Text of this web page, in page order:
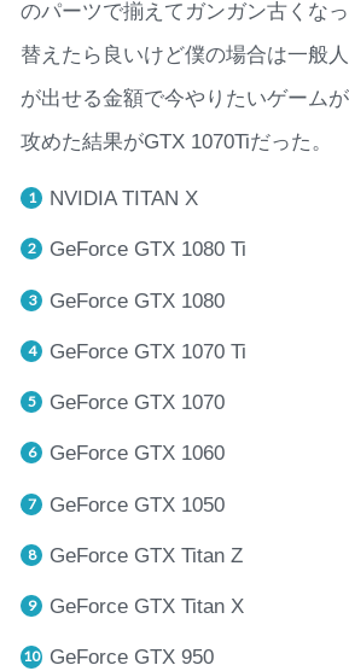
のパーツで揃えてガンガン古くな
替えたら良いけど僕の場合は一般
が出せる金額で今やりたいゲーム
攻めた結果がGTX 1070Tiだった。
NVIDIA TITAN X
GeForce GTX 1080 Ti
GeForce GTX 1080
GeForce GTX 1070 Ti
GeForce GTX 1070
GeForce GTX 1060
GeForce GTX 1050
GeForce GTX Titan Z
GeForce GTX Titan X
GeForce GTX 950